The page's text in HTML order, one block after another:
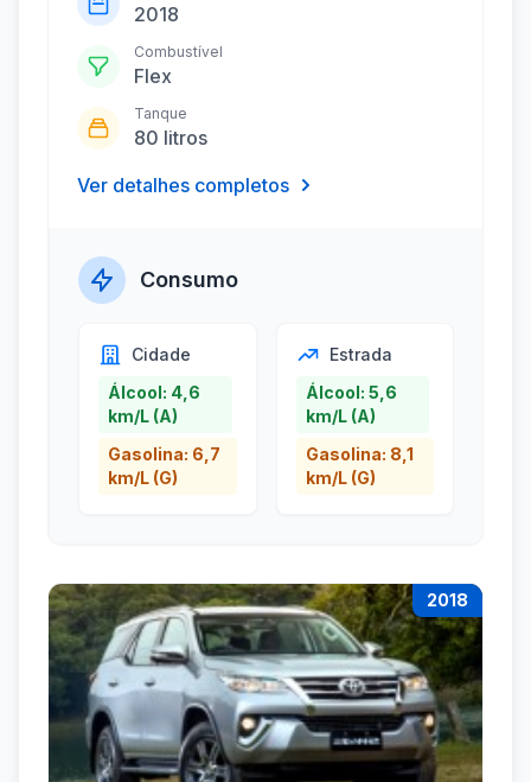
2018
Combustível
Flex
Tanque
80 litros
Ver detalhes completos
Consumo
Cidade
Álcool: 4,6
km/L (A)
Gasolina: 6,7
km/L (G)
Estrada
Álcool: 5,6
km/L (A)
Gasolina: 8,1
km/L (G)
2018